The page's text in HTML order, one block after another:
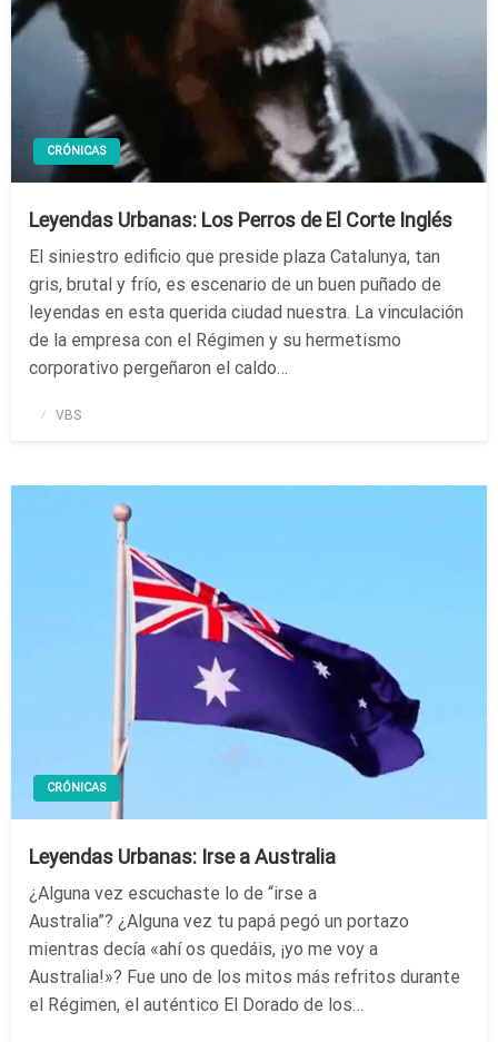
CRÓNICAS
Leyendas Urbanas: Los Perros de El Corte Inglés
El siniestro edificio que preside plaza Catalunya, tan
gris, brutal y frío, es escenario de un buen puñado de
leyendas en esta querida ciudad nuestra. La vinculación
de la empresa con el Régimen y su hermetismo
corporativo pergeñaron el caldo…
Publicado
VBS
CRÓNICAS
Leyendas Urbanas: Irse a Australia
¿Alguna vez escuchaste lo de “irse a
Australia”? ¿Alguna vez tu papá pegó un portazo
mientras decía «ahí os quedáis, ¡yo me voy a
Australia!»? Fue uno de los mitos más refritos durante
el Régimen, el auténtico El Dorado de los…